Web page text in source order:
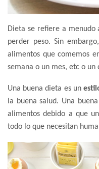
Dieta se refiere a menudo
perder peso. Sin
alimentos que comemos
semana o un mes, etc o
Una buena dieta es un
la buena salud. Una
alimentos debido a que
todo lo que necesitan